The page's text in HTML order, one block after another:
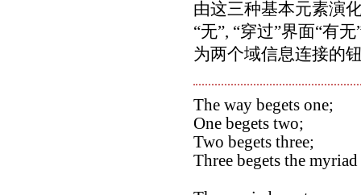
由这三种基本元素演
“无”, “穿过”界面“有
为两个域信息连接的
The way begets one;
One begets two;
Two begets three;
Three begets the myriad